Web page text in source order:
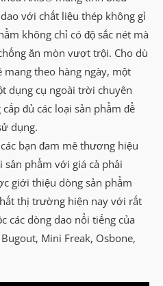
với chất liệu thép không gỉ
không chỉ có độ sắc nét mà
ăn mòn vượt trội. Cho dù
mang theo hàng ngày, một
dụng cụ ngoài trời chuyên
đủ các loại sản phẩm để
dụng.
bạn đam mê thương hiệu
phẩm với giá cả phải
giới thiệu dòng sản phẩm
thị trường hiện nay với rất
các dòng dao nổi tiếng của
Mini Freak, Osbone,